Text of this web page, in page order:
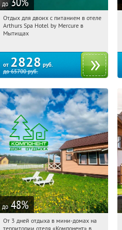
до
11:25:45
Купи первым!
Московская обл., г. Мытищи, д.
Отдых для двоих с питанием в отеле
Arthurs Spa Hotel by Mercure в
Мытищах
от 2828 руб.
до65700руб.
до 48%
11:25:45 Купили:116
От 3 дней отдыха в мини-домах на
территории отеля «Компонент» в